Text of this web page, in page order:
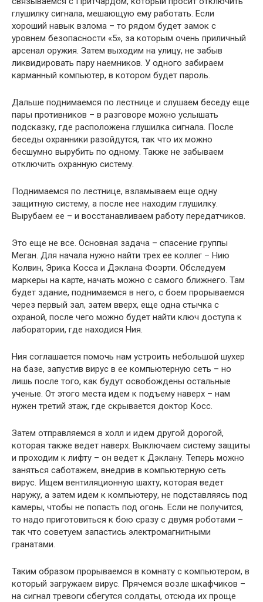
глушилку сигнала, мешающую ему работать. Если
хороший навык взлома – то рядом будет замок с
уровнем безопасности «5», за которым очень приличный
арсенал оружия. Затем выходим на улицу, не забыв
ликвидировать пару наемников. У одного забираем
карманный компьютер, в котором будет пароль.
Дальше поднимаемся по лестнице и слушаем беседу еще
пары противников – в разговоре можно услышать
подсказку, где расположена глушилка сигнала. После
беседы охранники разойдутся, так что их можно
бесшумно вырубить по одному. Также не забываем
отключить охранную систему.
Поднимаемся по лестнице, взламываем еще одну
защитную систему, а после нее находим глушилку.
Вырубаем ее – и восстанавливаем работу передатчиков.
Это еще не все. Основная задача – спасение группы
Меган. Для начала нужно найти трех ее коллег – Нию
Колвин, Эрика Косса и Дэклана Фоэрти. Обследуем
маркеры на карте, начать можно с самого ближнего. Там
будет здание, поднимаемся в него, с боем прорываемся
через первый зал, затем вверх, еще одна стычка с
охраной, после чего можно будет найти ключ доступа к
лаборатории, где находися Ния.
Ния соглашается помочь нам устроить небольшой шухер
на базе, запустив вирус в ее компьютерную сеть – но
лишь после того, как будут освобождены остальные
ученые. От этого места идем к подъему наверх – нам
нужен третий этаж, где скрывается доктор Косс.
Затем отправляемся в холл и идем другой дорогой,
которая также ведет наверх. Выключаем систему защиты
и проходим к лифту – он ведет к Дэклану. Теперь можно
заняться саботажем, внедрив в компьютерную сеть
вирус. Ищем вентиляционную шахту, которая ведет
наружу, а затем идем к компьютеру, не подставляясь под
камеры, чтобы не попасть под огонь. Если не получится,
то надо приготовиться к бою сразу с двумя роботами –
так что советуем запастись электромагнитными
гранатами.
Таким образом прорываемся в комнату с компьютером, в
который загружаем вирус. Прячемся возле шкафчиков –
на сигнал тревоги сбегутся солдаты, отсюда их проще